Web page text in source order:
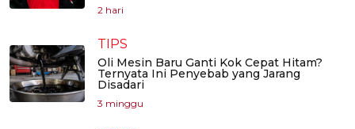
2 hari
TIPS
Oli Mesin Baru Ganti Kok Cepat Hitam?
Ternyata Ini Penyebab yang Jarang
Disadari
3 minggu